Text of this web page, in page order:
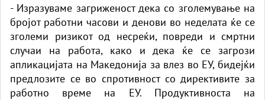
- Изразуваме загриженост дека со зголемување на
бројот работни часови и денови во неделата ќе се
зголеми ризикот од несреќи, повреди и смртни
случаи на работа, како и дека ќе се загрози
апликацијата на Македонија за влез во ЕУ, бидејќи
предлозите се во спротивност со директивите за
работно време на ЕУ. Продуктивноста на